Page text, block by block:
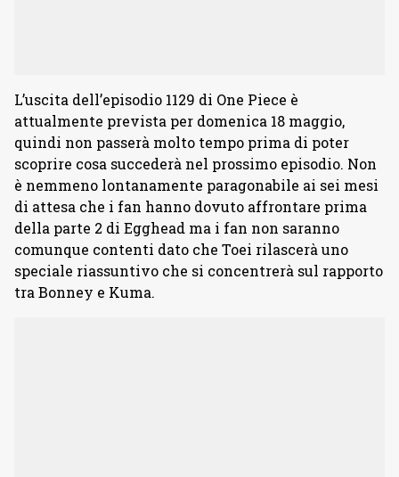
L’uscita dell’episodio 1129 di One Piece è
attualmente prevista per domenica 18 maggio,
quindi non passerà molto tempo prima di poter
scoprire cosa succederà nel prossimo episodio. Non
è nemmeno lontanamente paragonabile ai sei mesi
di attesa che i fan hanno dovuto affrontare prima
della parte 2 di Egghead ma i fan non saranno
comunque contenti dato che Toei rilascerà uno
speciale riassuntivo che si concentrerà sul rapporto
tra Bonney e Kuma.